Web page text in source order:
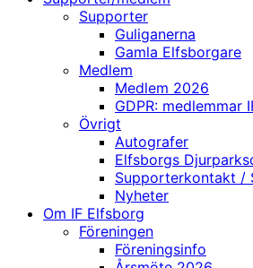
Supporter
Guliganerna
Gamla Elfsborgare
Medlem
Medlem 2026
GDPR: medlemmar
Övrigt
Autografer
Elfsborgs
Supporterkontakt /
Nyheter
Om IF Elfsborg
Föreningen
Föreningsinfo